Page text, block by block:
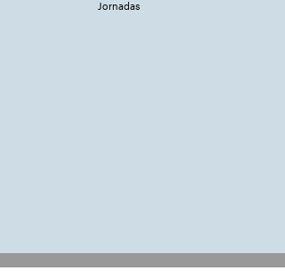
Jornadas
inauguración del